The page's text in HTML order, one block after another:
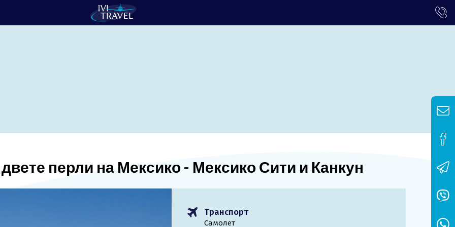
перли на Мексико - Мексико Сити и Канкун
Транспорт
Самолет